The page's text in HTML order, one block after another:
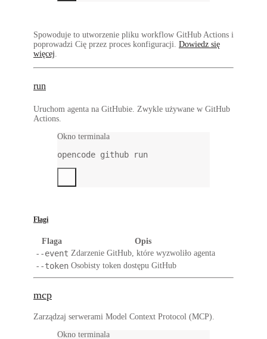
Spowoduje to utworzenie pliku workflow GitHub Actions i
poprowadzi Cię przez proces konfiguracji. Dowiedz się
więcej.
run
Uruchom agenta na GitHubie. Zwykle używane w GitHub
Actions.
Okno terminala
opencode github run
Flagi
Flaga Opis
--event Zdarzenie GitHub, które wyzwoliło agenta
--token Osobisty token dostępu GitHub
mcp
Zarządzaj serwerami Model Context Protocol (MCP).
Okno terminala